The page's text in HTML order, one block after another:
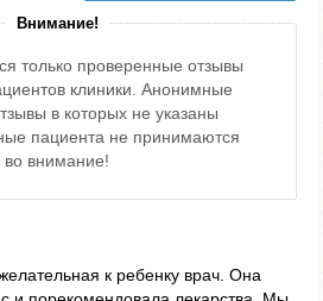
Внимание!
только проверенные отзывы
клиники. Анонимные
в которых не указаны
пациента не принимаются
во внимание!
к ребенку врач. Она